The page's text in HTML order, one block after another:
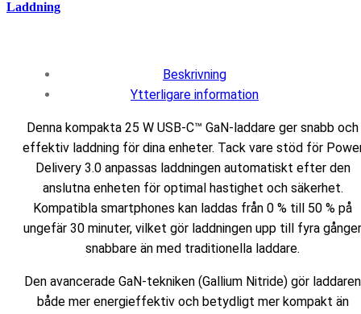
Laddning
Beskrivning
Ytterligare information
Denna kompakta 25 W USB-C™ GaN-laddare ger snabb och
effektiv laddning för dina enheter. Tack vare stöd för
Delivery 3.0 anpassas laddningen automatiskt efter den
anslutna enheten för optimal hastighet och säkerhet.
Kompatibla smartphones kan laddas från 0 % till 50 % på
ungefär 30 minuter, vilket gör laddningen upp till fyra gånger
snabbare än med traditionella laddare.
Den avancerade GaN-tekniken (Gallium Nitride) gör laddaren
både mer energieffektiv och betydligt mer kompakt än